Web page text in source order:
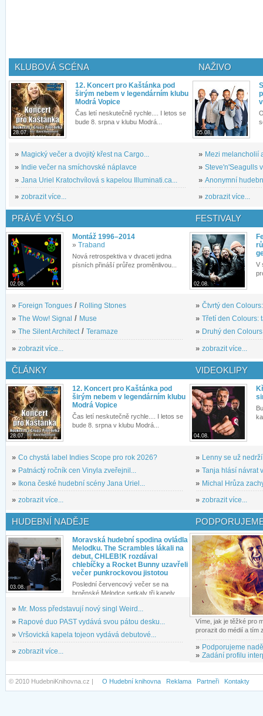
KLUBOVÁ SCÉNA
28.07.
12. Koncert pro Kaštánka pod
širým nebem v legendárním klubu
Modrá Vopice
Čas letí neskutečně rychle.... I letos se
bude 8. srpna v klubu Modrá...
» Magický večer a dvojitý křest na Cargo...
» Indie večer na smíchovské náplavce
» Jana Uriel Kratochvílová s kapelou Illuminati.ca...
» zobrazit více...
NAŽIVO
05.08.
» Mezi melancholií
» Steve'n'Seagulls
» Anonymní
» zobrazit více...
PRÁVĚ VYŠLO
02.08.
Montáž 1996–2014
» Traband
Nová retrospektiva v dvaceti jedna
písních přináší průřez proměnlivou...
» Foreign Tongues / Rolling Stones
» The Wow! Signal / Muse
» The Silent Architect/ Teramaze
» zobrazit více...
FESTIVALY
02.08.
V
» Čtvrtý den
» Třetí den Colours:
» Druhý den
» zobrazit více...
ČLÁNKY
28.07.
12. Koncert pro Kaštánka pod
širým nebem v legendárním klubu
Modrá Vopice
Čas letí neskutečně rychle.... I letos se
bude 8. srpna v klubu Modrá...
» Co chystá label Indies Scope pro rok 2026?
» Patnáctý ročník cen Vinyla zveřejnil...
» Ikona české hudební scény Jana Uriel...
» zobrazit více...
VIDEOKLIPY
04.08.
» Lenny se už
» Tanja hlásí návrat
» Michal Hrůza
» zobrazit více...
HUDEBNÍ NADĚJE
03.08.
Moravská hudební spodina ovládla
Melodku. The Scrambles lákali na
debut, CHLEB!K rozdával
chlebíčky a Rocket Bunny uzavřeli
večer punkrockovou jistotou
Poslední červencový večer se na
brněnské Melodce setkaly tři kapely...
» Mr. Moss představují nový singl Weird...
» Rapové duo PAST vydává svou pátou desku...
» Vršovická kapela tojeon vydává debutové...
» zobrazit více...
Víme, jak je těžké pro
prorazit do médií a tím
» Podporujeme
» Zadání profilu
© 2010 HudebniKnihovna.cz | O Hudební knihovna Reklama Partneři Kontakty